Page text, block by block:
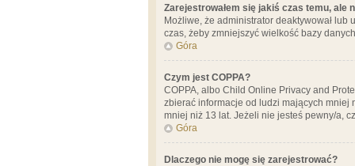
Zarejestrowałem się jakiś czas temu, ale
Możliwe, że administrator deaktywował lub
czas, żeby zmniejszyć wielkość bazy
Góra
Czym jest COPPA?
COPPA, albo Child Online Privacy and
zbierać informacje od ludzi mających mniej
mniej niż 13 lat. Jeżeli nie jesteś pewny/a,
Góra
Dlaczego nie mogę się zarejestrować?